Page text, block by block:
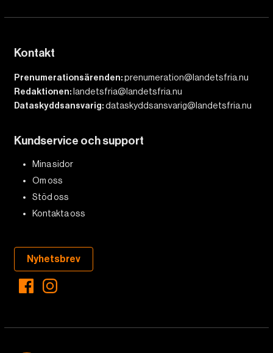
Kontakt
Prenumerationsärenden:prenumeration@landetsfria.nu
Redaktionen: landetsfria@landetsfria.nu
Dataskyddsansvarig:dataskyddsansvarig@landetsfria.nu
Kundservice och support
Mina sidor
Om oss
Stöd oss
Kontakta oss
Nyhetsbrev